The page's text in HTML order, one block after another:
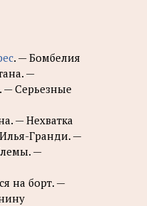
. — Бомбелия
—
— Серьезные
— Нехватка
Гранди. —
—
на борт. —